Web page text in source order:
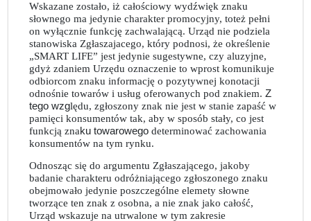
Wskazane zostało, iż całościowy wydźwięk znaku
słownego ma jedynie charakter promocyjny, toteż pełni
on wyłącznie funkcję zachwalającą. Urząd nie podziela
stanowiska Zgłaszajacego, który podnosi, że określenie
„SMART LIFE” jest jedynie sugestywne, czy aluzyjne,
gdyż zdaniem Urzędu oznaczenie to wprost komunikuje
odbiorcom znaku informację o pozytywnej konotacji
odnośnie towarów i usług oferowanych pod znakiem. Z
tego względu, zgłoszony znak nie jest w stanie zapaść w
pamięci konsumentów tak, aby w sposób stały, co jest
funkcją znaku towarowego determinować zachowania
konsumentów na tym rynku.
Odnosząc się do argumentu Zgłaszającego, jakoby
badanie charakteru odróżniającego zgłoszonego znaku
obejmowało jedynie poszczególne elemety słowne
tworzące ten znak z osobna, a nie znak jako całość,
Urząd wskazuje na utrwalone w tym zakresie